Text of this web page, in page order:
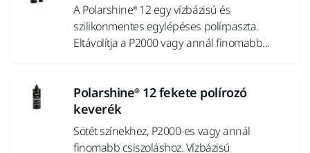
A Polarshine® 12 egy vízbázisú és
szilikonmentes egylépéses polírpaszta.
Eltávolítja a P2000 vagy annál finomabb...
Polarshine® 12 fekete polírozó
keverék
Sötét színekhez, P2000-es vagy annál
finomabb csiszoláshoz. Vízbázisú